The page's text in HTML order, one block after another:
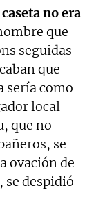
no era
que
seguidas
que
sería como
local
que no
se
ovación de
se despidió